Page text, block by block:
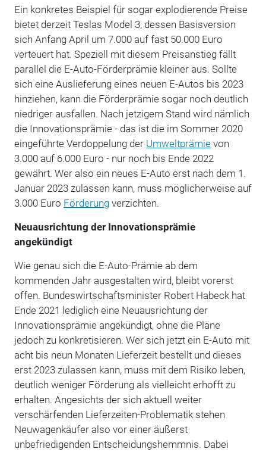
Ein konkretes Beispiel für sogar explodierende Preise
bietet derzeit Teslas Model 3, dessen Basisversion
sich Anfang April um 7.000 auf fast 50.000 Euro
verteuert hat. Speziell mit diesem Preisanstieg fällt
parallel die E-Auto-Förderprämie kleiner aus. Sollte
sich eine Auslieferung eines neuen E-Autos bis 2023
hinziehen, kann die Förderprämie sogar noch deutlich
niedriger ausfallen. Nach jetzigem Stand wird nämlich
die Innovationsprämie - das ist die im Sommer 2020
eingeführte Verdoppelung der Umweltprämievon
3.000 auf 6.000 Euro - nur noch bis Ende 2022
gewährt. Wer also ein neues E-Auto erst nach dem 1.
Januar 2023 zulassen kann, muss möglicherweise auf
3.000 Euro Förderungverzichten.
Neuausrichtung der Innovationsprämie
angekündigt
Wie genau sich die E-Auto-Prämie ab dem
kommenden Jahr ausgestalten wird, bleibt vorerst
offen. Bundeswirtschaftsminister Robert Habeck hat
Ende 2021 lediglich eine Neuausrichtung der
Innovationsprämie angekündigt, ohne die Pläne
jedoch zu konkretisieren. Wer sich jetzt ein E-Auto mit
acht bis neun Monaten Lieferzeit bestellt und dieses
erst 2023 zulassen kann, muss mit dem Risiko leben,
deutlich weniger Förderung als vielleicht erhofft zu
erhalten. Angesichts der sich aktuell weiter
verschärfenden Lieferzeiten-Problematik stehen
Neuwagenkäufer also vor einer äußerst
unbefriedigenden Entscheidungshemmnis. Dabei